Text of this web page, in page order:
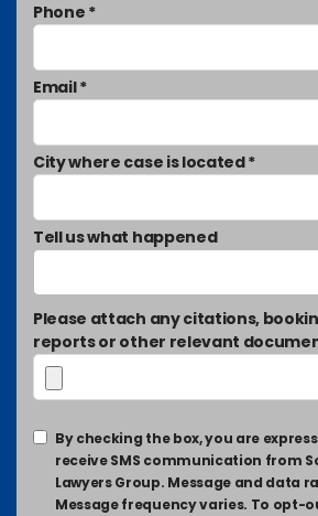
Phone *
Email *
City where case is located *
Tell us what happened
Please attach any citations,
reports or other relevant
By checking the box, you are
receive SMS communication from
Lawyers Group. Message and data
Message frequency varies. To opt-